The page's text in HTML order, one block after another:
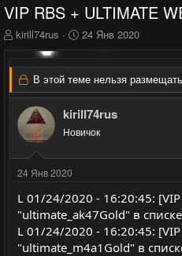
VIP RBS + ULTIMATE
А
в
о
р
е
м
kirill74rus
Д
а
а
н
ч
а
а
24 Янв 2020
В этой теме нельзя
kirill74rus
Новичок
24 Янв 2020
L 01/24/2020 - 16:20:45:
"ultimate_ak47Gold" в
L 01/24/2020 - 16:20:45:
"ultimate_m4a1Gold" в